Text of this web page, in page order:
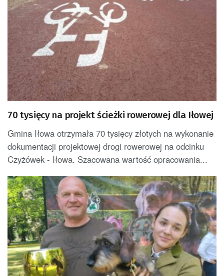
70 tysięcy na projekt ścieżki rowerowej dla Iłowej
Gmina Iłowa otrzymała 70 tysięcy złotych na wykonanie
dokumentacji projektowej drogi rowerowej na odcinku
Czyżówek - Iłowa. Szacowana wartość opracowania...